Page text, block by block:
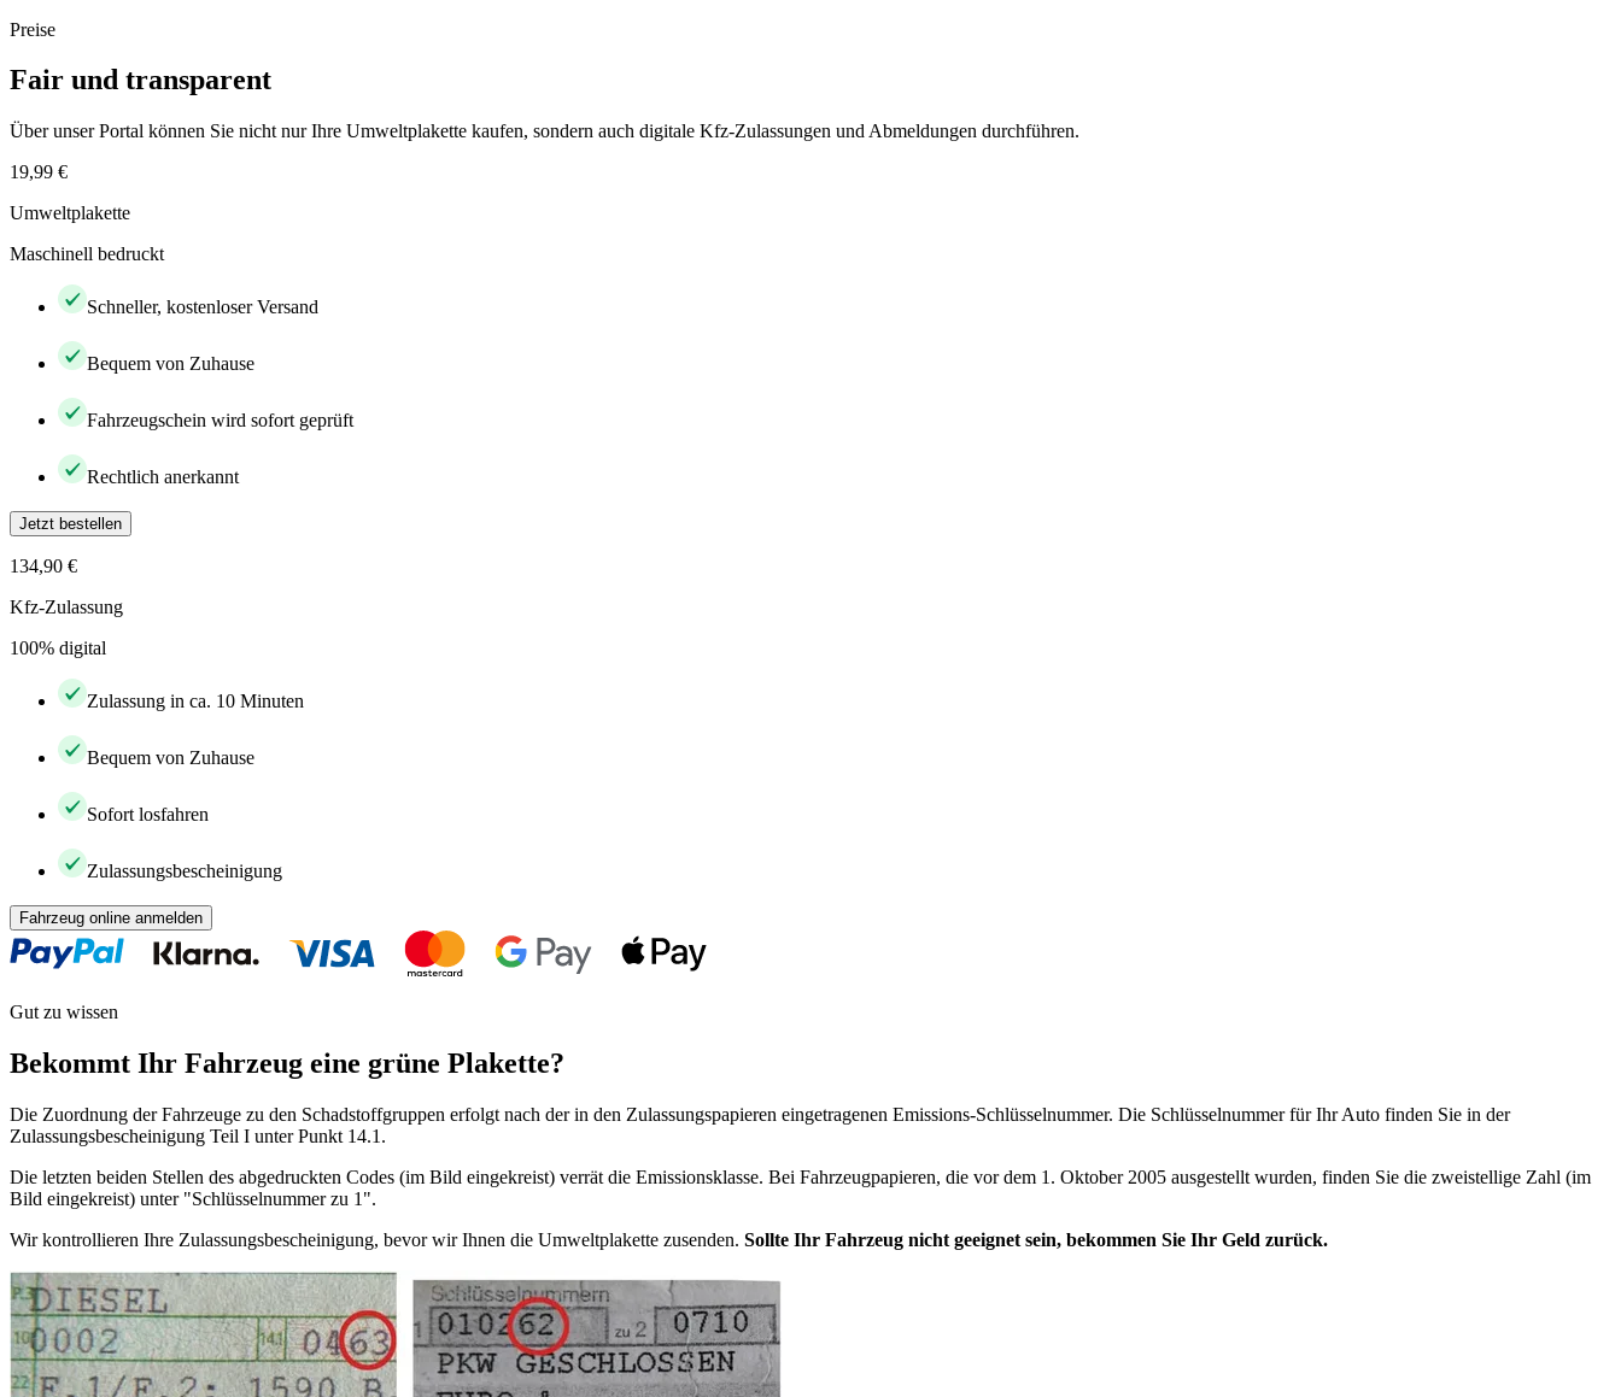
Preise
Fair und transparent
Über unser Portal können Sie nicht nur Ihre Umweltplakette kaufen, sondern auch digitale Kfz-Zulassungen und Abmeldungen durchführen.
19,99 €
Umweltplakette
Maschinell bedruckt
Schneller, kostenloser Versand
Bequem von Zuhause
Fahrzeugschein wird sofort geprüft
Rechtlich anerkannt
Jetzt bestellen
134,90 €
Kfz-Zulassung
100% digital
Zulassung in ca. 10 Minuten
Bequem von Zuhause
Sofort losfahren
Zulassungsbescheinigung
Fahrzeug online anmelden
Gut zu wissen
Bekommt Ihr Fahrzeug eine grüne Plakette?
Die Zuordnung der Fahrzeuge zu den Schadstoffgruppen erfolgt nach der in den Zulassungspapieren eingetragenen Emissions-Schlüsselnummer. Die Schlüsselnummer für Ihr Auto finden Sie in der
Zulassungsbescheinigung Teil I unter Punkt 14.1.
Die letzten beiden Stellen des abgedruckten Codes (im Bild eingekreist) verrät die Emissionsklasse. Bei Fahrzeugpapieren, die vor dem 1. Oktober 2005 ausgestellt wurden, finden Sie die zweistellige Zahl (im
Bild eingekreist) unter "Schlüsselnummer zu 1".
Wir kontrollieren Ihre Zulassungsbescheinigung, bevor wir Ihnen die Umweltplakette zusenden. Sollte Ihr Fahrzeug nicht geeignet sein, bekommen Sie Ihr Geld zurück.